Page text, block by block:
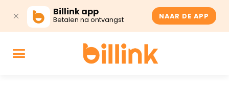
Billink app
Betalen na ontvangst NAAR DE APP